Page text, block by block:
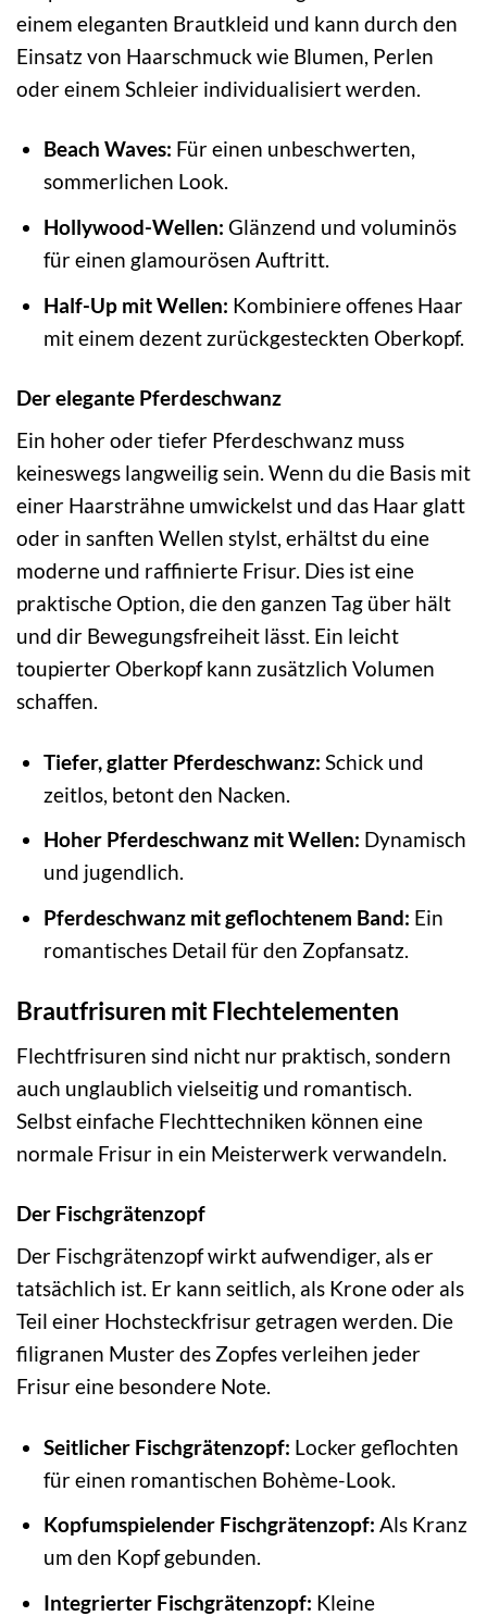
einem eleganten Brautkleid und kann durch den
Einsatz von Haarschmuck wie Blumen, Perlen
oder einem Schleier individualisiert werden.
Beach Waves: Für einen unbeschwerten,
sommerlichen Look.
Hollywood-Wellen: Glänzend und voluminös
für einen glamourösen Auftritt.
Half-Up mit Wellen: Kombiniere offenes Haar
mit einem dezent zurückgesteckten Oberkopf.
Der elegante Pferdeschwanz
Ein hoher oder tiefer Pferdeschwanz muss
keineswegs langweilig sein. Wenn du die Basis mit
einer Haarsträhne umwickelst und das Haar glatt
oder in sanften Wellen stylst, erhältst du eine
moderne und raffinierte Frisur. Dies ist eine
praktische Option, die den ganzen Tag über hält
und dir Bewegungsfreiheit lässt. Ein leicht
toupierter Oberkopf kann zusätzlich Volumen
schaffen.
Tiefer, glatter Pferdeschwanz: Schick und
zeitlos, betont den Nacken.
Hoher Pferdeschwanz mit Wellen: Dynamisch
und jugendlich.
Pferdeschwanz mit geflochtenem Band: Ein
romantisches Detail für den Zopfansatz.
Brautfrisuren mit Flechtelementen
Flechtfrisuren sind nicht nur praktisch, sondern
auch unglaublich vielseitig und romantisch.
Selbst einfache Flechttechniken können eine
normale Frisur in ein Meisterwerk verwandeln.
Der Fischgrätenzopf
Der Fischgrätenzopf wirkt aufwendiger, als er
tatsächlich ist. Er kann seitlich, als Krone oder als
Teil einer Hochsteckfrisur getragen werden. Die
filigranen Muster des Zopfes verleihen jeder
Frisur eine besondere Note.
Seitlicher Fischgrätenzopf: Locker geflochten
für einen romantischen Bohème-Look.
Kopfumspielender Fischgrätenzopf: Als Kranz
um den Kopf gebunden.
Integrierter Fischgrätenzopf: Kleine